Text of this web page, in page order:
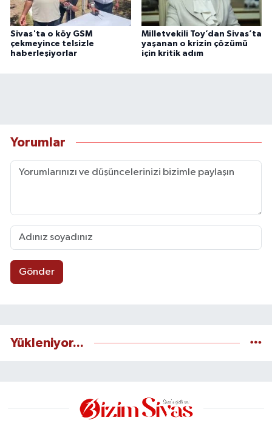
Sivas'ta o köy GSM
çekmeyince telsizle
haberleşiyorlar
Milletvekili Toy’dan Sivas’ta
yaşanan o krizin çözümü
için kritik adım
Yorumlar
Gönder
Yükleniyor...